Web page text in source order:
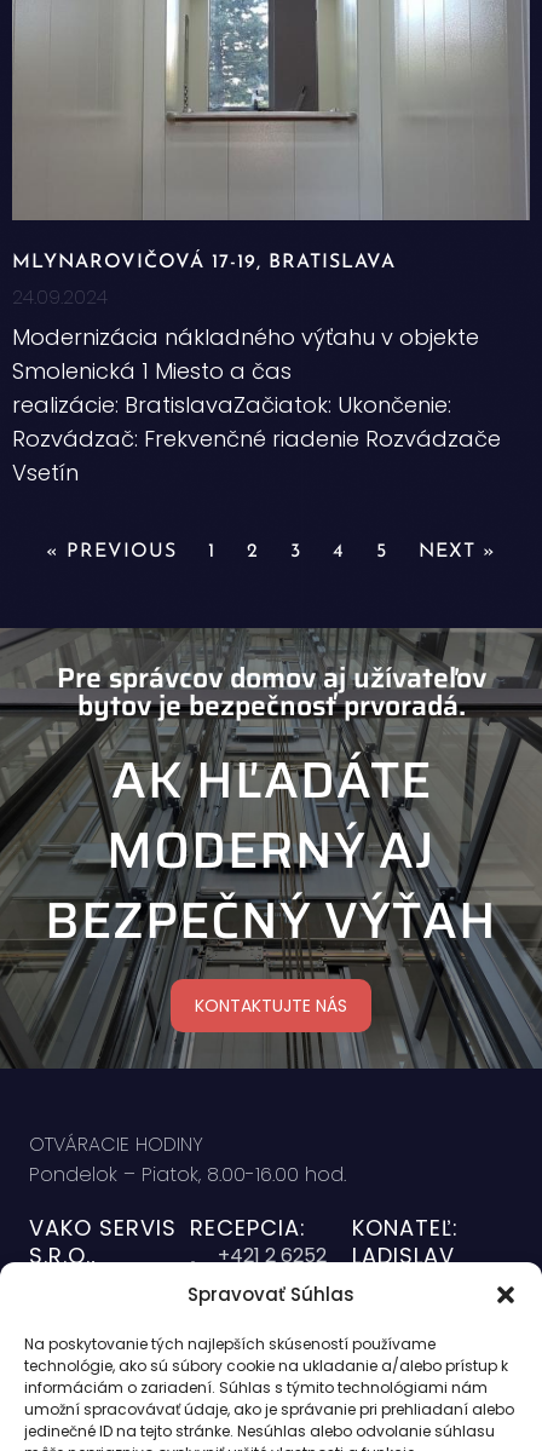
Spravovať Súhlas
Na poskytovanie tých najlepších skúseností používame
technológie, ako sú súbory cookie na ukladanie a/alebo prístup k
informáciám o zariadení. Súhlas s týmito technológiami nám
umožní spracovávať údaje, ako je správanie pri prehliadaní alebo
jedinečné ID na tejto stránke. Nesúhlas alebo odvolanie súhlasu
MLYNAROVIČOVÁ 17-19, BRATISLAVA
24.09.2024
Modernizácia nákladného výťahu v objekte
Smolenická 1 Miesto a čas
realizácie: BratislavaZačiatok: Ukončenie:
Rozvádzač: Frekvenčné riadenie Rozvádzače
Vsetín
« PREVIOUS 1 2 3 4 5 NEXT »
Pre správcov domov aj užívateľov
bytov je bezpečnosť prvoradá.
AK HĽADÁTE
MODERNÝ AJ
BEZPEČNÝ VÝŤAH
KONTAKTUJTE NÁS
OTVÁRACIE HODINY
Pondelok – Piatok, 8.00-16.00 hod.
RECEPCIA:
+421 2 6252
5374
SERVISNÝ
DISPEČING
NON-STOP:
+421 2 6252
KONATEĽ:
LADISLAV
VARGA
007
RIADITEĽ
MONTÁŽÍ:
LADISLAV
VAKO SERVIS
S.R.O.,
851 03
Bratislava
IČO: 35 858 788
DIČ: